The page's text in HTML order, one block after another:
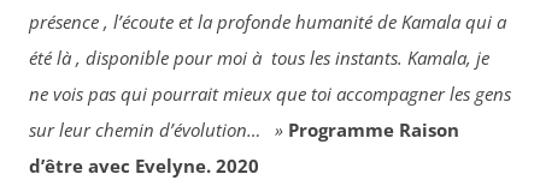
présence , l’écoute et la profonde humanité de Kamala qui a
été là , disponible pour moi à tous les instants. Kamala, je
ne vois pas qui pourrait mieux que toi accompagner les gens
sur leur chemin d’évolution… » Programme Raison
d’être avec Evelyne. 2020